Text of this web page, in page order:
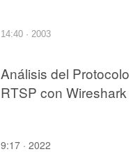
14:40 · 2003
Análisis del Protocolo
RTSP con Wireshark
9:17 · 2022